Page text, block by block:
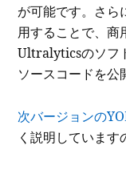
が可能です。さら
用することで、商
Ultralyticsのソフ
ソースコードを公
次バージョンの
く説明しています